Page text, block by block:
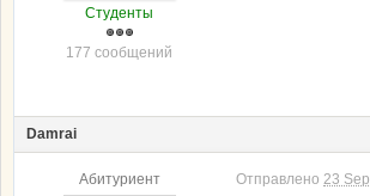
Студенты
177 сообщений
Damrai
Абитуриент Отправлено 23